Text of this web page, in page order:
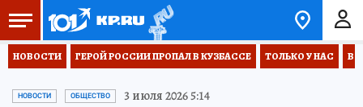
НОВОСТИ ГЕРОЙ РОССИИ ПРОПАЛ В КУЗБАССЕ ТОЛЬКО У НАС
НОВОСТИ ОБЩЕСТВО 3 июля 2026 5:14